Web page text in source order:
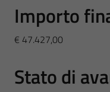
Importo
€ 47.427,00
Stato di